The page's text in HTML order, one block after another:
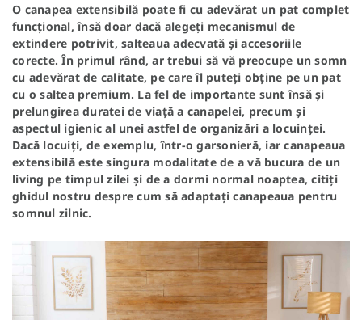
O canapea extensibilă poate fi cu adevărat un pat complet
funcțional, însă doar dacă alegeți mecanismul de
extindere potrivit, salteaua adecvată și accesoriile
corecte. În primul rând, ar trebui să vă preocupe un somn
cu adevărat de calitate, pe care îl puteți obține pe un pat
cu o saltea premium. La fel de importante sunt însă și
prelungirea duratei de viață a canapelei, precum și
aspectul igienic al unei astfel de organizări a locuinței.
Dacă locuiți, de exemplu, într-o garsonieră, iar canapeaua
extensibilă este singura modalitate de a vă bucura de un
living pe timpul zilei și de a dormi normal noaptea, citiți
ghidul nostru despre cum să adaptați canapeaua pentru
somnul zilnic.